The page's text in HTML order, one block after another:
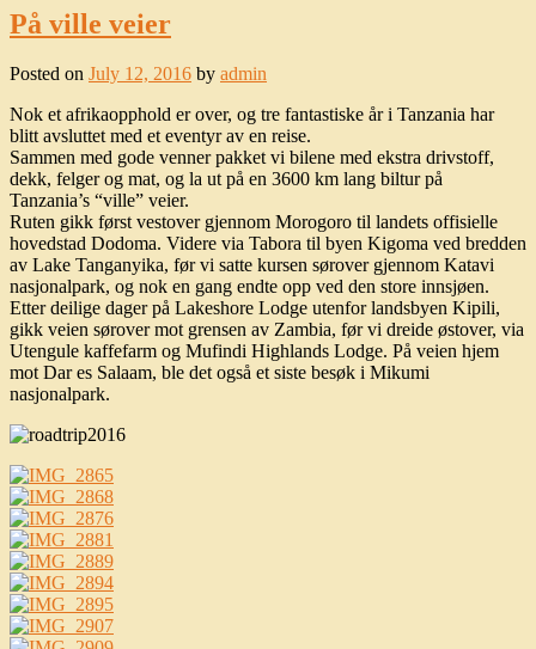
På ville veier
Posted on July 12, 2016 by admin
Nok et afrikaopphold er over, og tre fantastiske år i Tanzania har
blitt avsluttet med et eventyr av en reise.
Sammen med gode venner pakket vi bilene med ekstra drivstoff,
dekk, felger og mat, og la ut på en 3600 km lang biltur på
Tanzania’s “ville” veier.
Ruten gikk først vestover gjennom Morogoro til landets offisielle
hovedstad Dodoma. Videre via Tabora til byen Kigoma ved bredden
av Lake Tanganyika, før vi satte kursen sørover gjennom Katavi
nasjonalpark, og nok en gang endte opp ved den store innsjøen.
Etter deilige dager på Lakeshore Lodge utenfor landsbyen Kipili,
gikk veien sørover mot grensen av Zambia, før vi dreide østover, via
Utengule kaffefarm og Mufindi Highlands Lodge. På veien hjem
mot Dar es Salaam, ble det også et siste besøk i Mikumi
nasjonalpark.